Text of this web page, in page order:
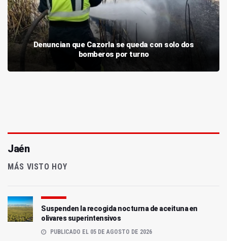
Denuncian que Cazorla se queda con solo dos
bomberos por turno
Jaén
MÁS VISTO HOY
Suspenden la recogida nocturna de aceituna en
olivares superintensivos
PUBLICADO EL 05 DE AGOSTO DE 2026